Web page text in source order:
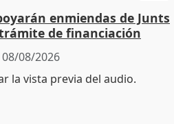
enmiendas de Junts
de financiación
08/08/2026